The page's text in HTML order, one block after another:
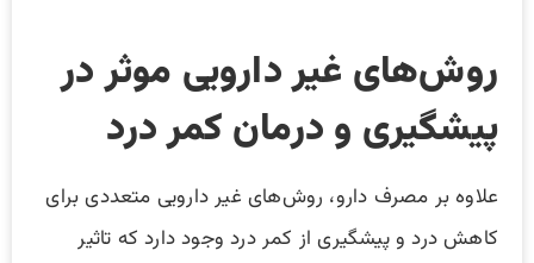
روش‌های غیر دارویی موثر در
پیشگیری و درمان کمر درد
علاوه بر مصرف دارو، روش‌های غیر دارویی متعددی برای
کاهش درد و پیشگیری از کمر درد وجود دارد که تاثیر